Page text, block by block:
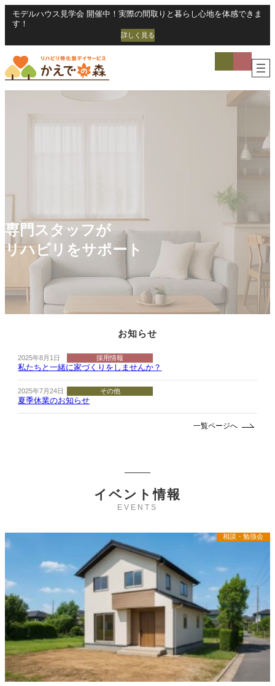
容
ス
ッ
プ
モデルハウス見学会 開催中！実際の間取りと暮らし心地を体感できま
す！
詳しく見る
コ
リ
ン
ク
専門スタッフが
リハビリをサポート
各種最新トレーニング
機器をご用意しています
お知らせ
2025年8月1日 採用情報
私たちと一緒に家づくりをしませんか？
2025年7月24日 その他
夏季休業のお知らせ
一覧ページへ
イベント情報
EVENTS
相談・勉強会